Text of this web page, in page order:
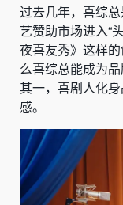
过去几年，喜综
艺赞助市场进入“
夜喜友秀》这样
么喜综总能成为品
其一，喜剧人化
感。